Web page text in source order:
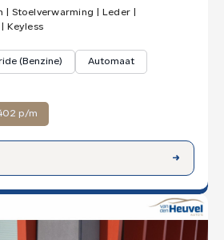
| Stoelverwarming | Leder |
Keyless
(Benzine) Automaat
p/m